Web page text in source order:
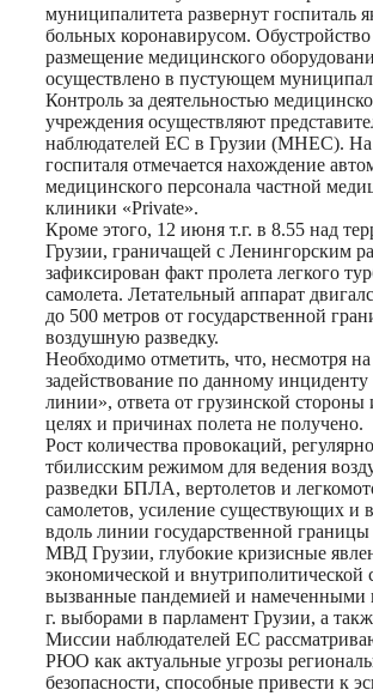
муниципалитета развернут госпиталь
больных коронавирусом.
размещение медицинского
осуществлено в пустующем
Контроль за деятельностью
учреждения осуществляют
наблюдателей ЕС в Грузии (МНЕС). На
госпиталя отмечается нахождение
медицинского персонала частной
клиники «Private».
Кроме этого, 12 июня т.г. в 8.55 над
Грузии, граничащей с Ленингорским
зафиксирован факт пролета легкого
самолета. Летательный аппарат
до 500 метров от государственной
воздушную разведку.
Необходимо отметить, что, несмотря на
задействование по данному инциденту
линии», ответа от грузинской
целях и причинах полета не получено.
Рост количества провокаций,
тбилисским режимом для ведения
разведки БПЛА, вертолетов и
самолетов, усиление существующих и
вдоль линии государственной
МВД Грузии, глубокие кризисные
экономической и внутриполитической
вызванные пандемией и намеченными
г. выборами в парламент Грузии, а
Миссии наблюдателей ЕС
РЮО как актуальные угрозы
безопасности, способные привести к